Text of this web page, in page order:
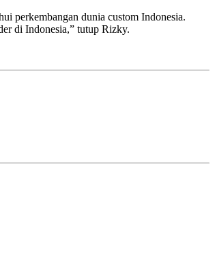
perkembangan dunia custom Indonesia.
di Indonesia,” tutup Rizky.